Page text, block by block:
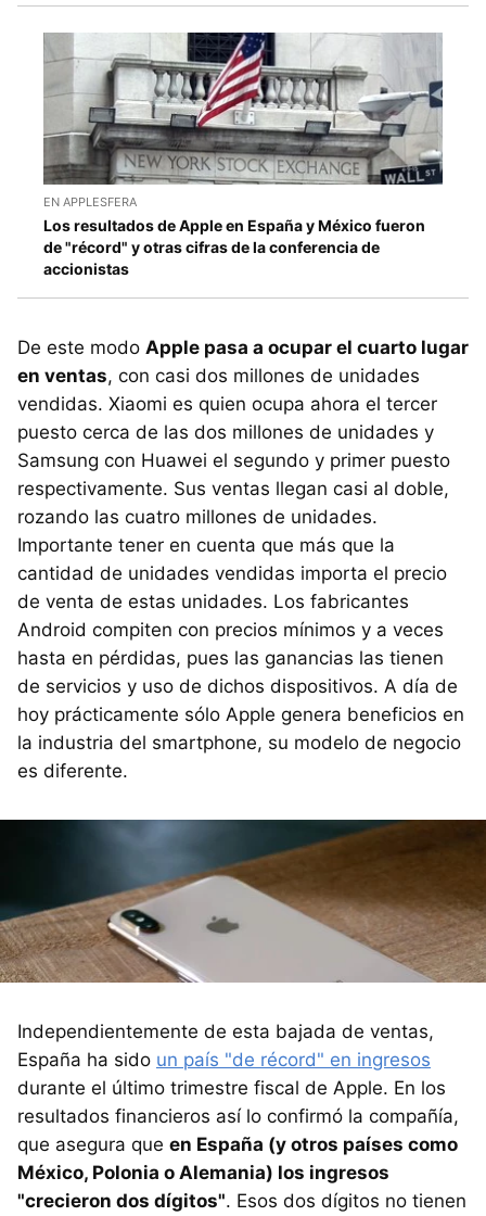
EN APPLESFERA
Los resultados de Apple en España y México fueron
de "récord" y otras cifras de la conferencia de
accionistas
De este modo Apple pasa a ocupar el cuarto lugar
en ventas, con casi dos millones de unidades
vendidas. Xiaomi es quien ocupa ahora el tercer
puesto cerca de las dos millones de unidades y
Samsung con Huawei el segundo y primer puesto
respectivamente. Sus ventas llegan casi al doble,
rozando las cuatro millones de unidades.
Importante tener en cuenta que más que la
cantidad de unidades vendidas importa el precio
de venta de estas unidades. Los fabricantes
Android compiten con precios mínimos y a veces
hasta en pérdidas, pues las ganancias las tienen
de servicios y uso de dichos dispositivos. A día de
hoy prácticamente sólo Apple genera beneficios en
la industria del smartphone, su modelo de negocio
es diferente.
Independientemente de esta bajada de ventas,
España ha sido un país "de récord" en ingresos
durante el último trimestre fiscal de Apple. En los
resultados financieros así lo confirmó la compañía,
que asegura que en España (y otros países como
México, Polonia o Alemania) los ingresos
"crecieron dos dígitos". Esos dos dígitos no tienen